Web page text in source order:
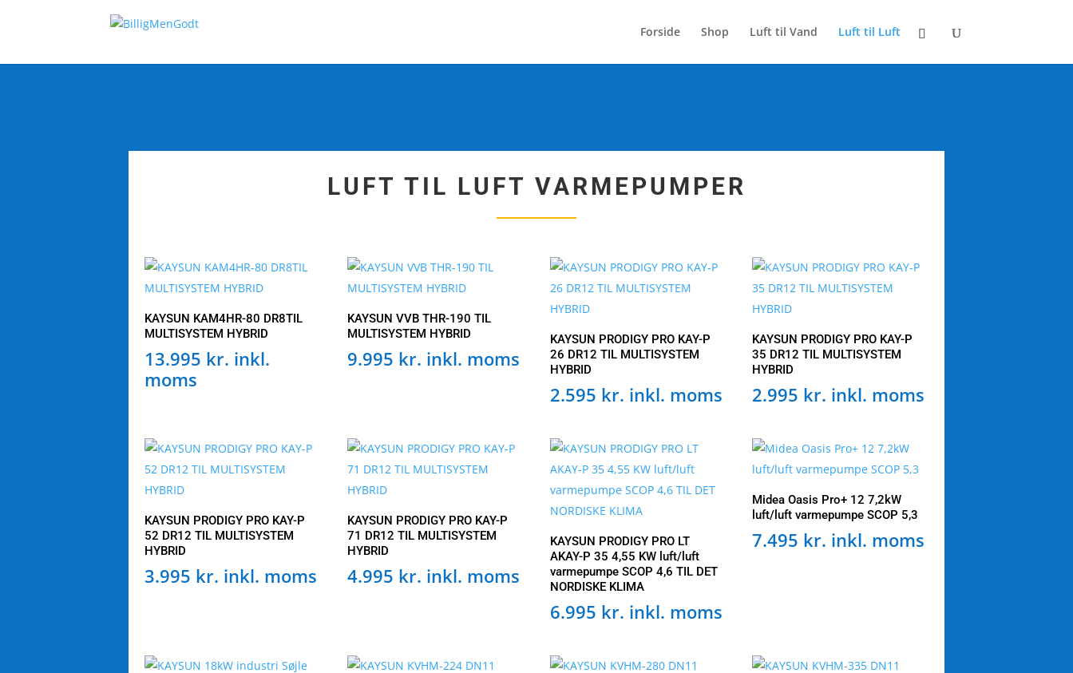
Forside Shop Luft til Vand Luft til Luft
LUFT TIL LUFT VARMEPUMPER
KAYSUN KAM4HR-80 DR8TIL
MULTISYSTEM HYBRID
13.995 kr. inkl.
moms
KAYSUN VVB THR-190 TIL
MULTISYSTEM HYBRID
9.995 kr. inkl. moms
KAYSUN PRODIGY PRO KAY-P
26 DR12 TIL MULTISYSTEM
HYBRID
2.595 kr. inkl. moms
KAYSUN PRODIGY PRO KAY-P
35 DR12 TIL MULTISYSTEM
HYBRID
2.995 kr. inkl. moms
KAYSUN PRODIGY PRO KAY-P
52 DR12 TIL MULTISYSTEM
HYBRID
3.995 kr. inkl. moms
KAYSUN PRODIGY PRO KAY-P
71 DR12 TIL MULTISYSTEM
HYBRID
4.995 kr. inkl. moms
KAYSUN PRODIGY PRO LT
AKAY-P 35 4,55 KW luft/luft
varmepumpe SCOP 4,6 TIL DET
NORDISKE KLIMA
6.995 kr. inkl. moms
Midea Oasis Pro+ 12 7,2kW
luft/luft varmepumpe SCOP 5,3
7.495 kr. inkl. moms